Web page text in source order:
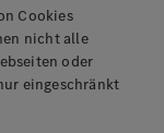
Cookies
nicht alle
oder
eingeschränkt